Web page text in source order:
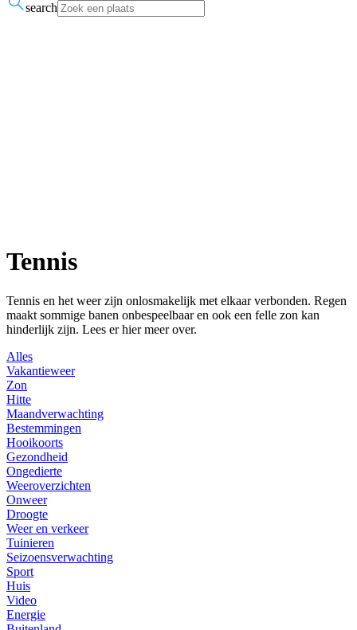
search
Tennis
Tennis en het weer zijn onlosmakelijk met elkaar verbonden. Regen
maakt sommige banen onbespeelbaar en ook een felle zon kan
hinderlijk zijn. Lees er hier meer over.
Alles
Vakantieweer
Zon
Hitte
Maandverwachting
Bestemmingen
Hooikoorts
Gezondheid
Ongedierte
Weeroverzichten
Onweer
Droogte
Weer en verkeer
Tuinieren
Seizoensverwachting
Sport
Huis
Video
Energie